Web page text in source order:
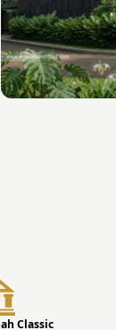
Classic